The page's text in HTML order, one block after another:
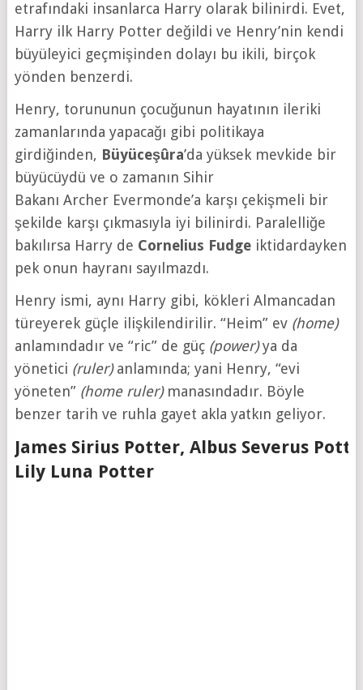
etrafındaki insanlarca Harry olarak bilinirdi. Evet,
Harry ilk Harry Potter değildi ve Henry’nin kendi
büyüleyici geçmişinden dolayı bu ikili, birçok
yönden benzerdi.
Henry, torununun çocuğunun hayatının ileriki
zamanlarında yapacağı gibi politikaya
girdiğinden, Büyüceşûra’da yüksek mevkide bir
büyücüydü ve o zamanın Sihir
Bakanı Archer Evermonde’a karşı çekişmeli bir
şekilde karşı çıkmasıyla iyi bilinirdi. Paralelliğe
bakılırsa Harry de Cornelius Fudgeiktidardayken
pek onun hayranı sayılmazdı.
Henry ismi, aynı Harry gibi, kökleri Almancadan
türeyerek güçle ilişkilendirilir. “Heim” ev(home)
anlamındadır ve “ric” de güç (power)ya da
yönetici (ruler)anlamında; yani Henry, “evi
yöneten” (home ruler)manasındadır. Böyle
benzer tarih ve ruhla gayet akla yatkın geliyor.
James Sirius Potter, Albus Severus
Lily Luna Potter